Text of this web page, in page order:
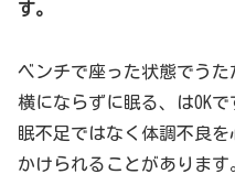
す。
ベンチで座った状態でう
横にならずに眠る、はOK
眠不足ではなく体調不良
かけられることがあります